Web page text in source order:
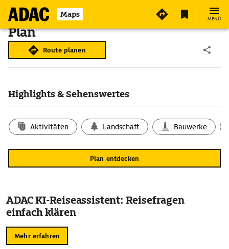
Maps MENÜ
Plan
Route planen
Highlights & Sehenswertes
Aktivitäten Landschaft Bauwerke
Plan entdecken
ADAC KI-Reiseassistent: Reisefragen
einfach klären
Mehr erfahren